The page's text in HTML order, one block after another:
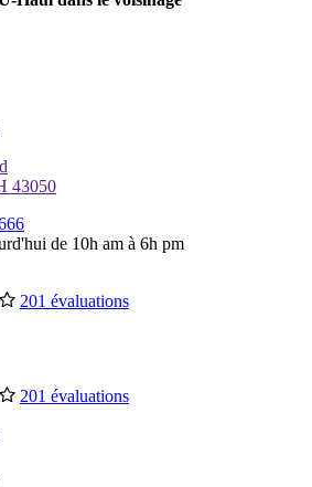
43050
de 10h am à 6h pm
201 évaluations
201 évaluations